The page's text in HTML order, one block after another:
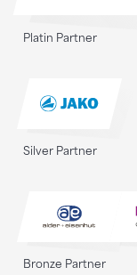
Platin Partner
Silver Partner
Bronze Partner